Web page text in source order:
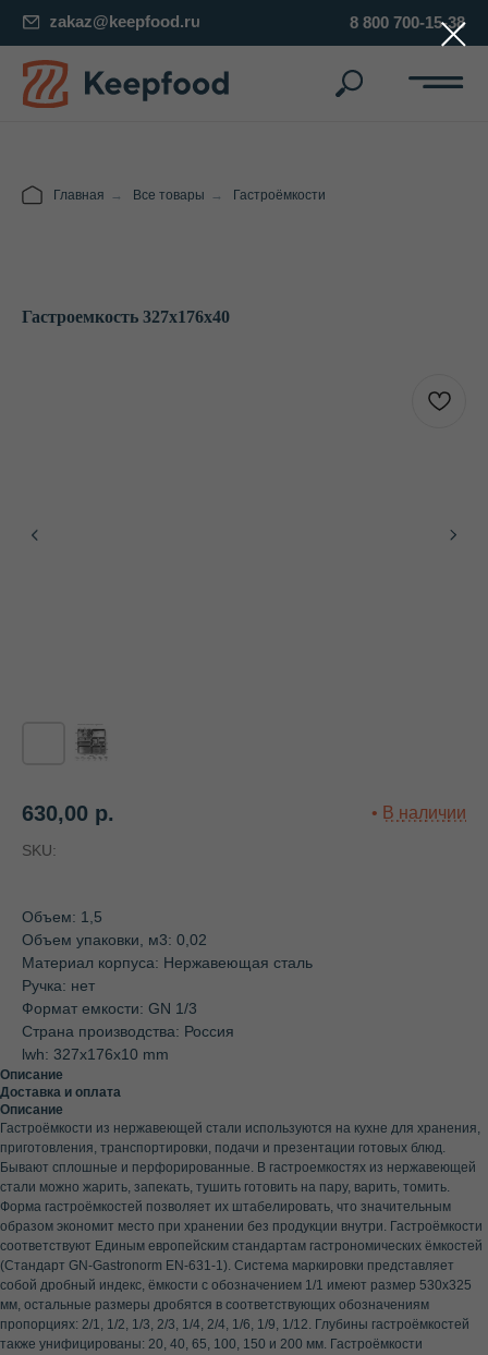
zakaz@keepfood.ru
Главная → Все товары → Гастроёмкости
Гастроемкость 327х176х40
630,00 р.
SKU:
Объем: 1,5
Объем упаковки, м3: 0,02
Материал корпуса: Нержавеющая сталь
Ручка: нет
Формат емкости: GN 1/3
Страна производства: Россия
lwh: 327x176x10 mm
Описание
Доставка и оплата
Описание
Гастроёмкости из нержавеющей стали используются на кухне для хранения,
приготовления, транспортировки, подачи и презентации готовых блюд.
Бывают сплошные и перфорированные. В гастроемкостях из нержавеющей
стали можно жарить, запекать, тушить готовить на пару, варить, томить.
Форма гастроёмкостей позволяет их штабелировать, что значительным
образом экономит место при хранении без продукции внутри. Гастроёмкости
соответствуют Единым европейским стандартам гастрономических ёмкостей
(Стандарт GN-Gastronorm EN-631-1). Система маркировки представляет
собой дробный индекс, ёмкости с обозначением 1/1 имеют размер 530х325
мм, остальные размеры дробятся в соответствующих обозначениям
пропорциях: 2/1, 1/2, 1/3, 2/3, 1/4, 2/4, 1/6, 1/9, 1/12. Глубины гастроёмкостей
также унифицированы: 20, 40, 65, 100, 150 и 200 мм. Гастроёмкости